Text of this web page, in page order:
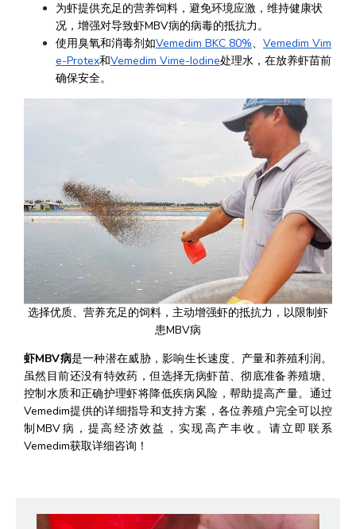
为虾提供充足的营养饲料，避免环境应激，维持健康状
况，增强对导致虾MBV病的病毒的抵抗力。
使用臭氧和消毒剂如Vemedim BKC 80%、 Vemedim Vim
e-Protex和Vemedim Vime-Iodine处理水，在放养虾苗前
确保安全。
选择优质、营养充足的饲料，主动增强虾的抵抗力，以限制虾
患MBV病
虾MBV病是一种潜在威胁，影响生长速度、产量和养殖利润。
虽然目前还没有特效药，但选择无病虾苗、彻底准备养殖塘、
控制水质和正确护理虾将降低疾病风险，帮助提高产量。通过
Vemedim提供的详细指导和支持方案，各位养殖户完全可以控
制MBV病，提高经济效益，实现高产丰收。请立即联系
Vemedim获取详细咨询！